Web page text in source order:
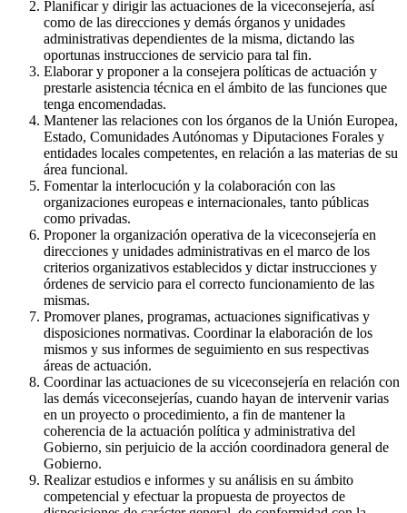
Planificar y dirigir las actuaciones de la viceconsejería, así
como de las direcciones y demás órganos y unidades
administrativas dependientes de la misma, dictando las
oportunas instrucciones de servicio para tal fin.
Elaborar y proponer a la consejera políticas de actuación y
prestarle asistencia técnica en el ámbito de las funciones que
tenga encomendadas.
Mantener las relaciones con los órganos de la Unión Europea,
Estado, Comunidades Autónomas y Diputaciones Forales y
entidades locales competentes, en relación a las materias de su
área funcional.
Fomentar la interlocución y la colaboración con las
organizaciones europeas e internacionales, tanto públicas
como privadas.
Proponer la organización operativa de la viceconsejería en
direcciones y unidades administrativas en el marco de los
criterios organizativos establecidos y dictar instrucciones y
órdenes de servicio para el correcto funcionamiento de las
mismas.
Promover planes, programas, actuaciones significativas y
disposiciones normativas. Coordinar la elaboración de los
mismos y sus informes de seguimiento en sus respectivas
áreas de actuación.
Coordinar las actuaciones de su viceconsejería en relación con
las demás viceconsejerías, cuando hayan de intervenir varias
en un proyecto o procedimiento, a fin de mantener la
coherencia de la actuación política y administrativa del
Gobierno, sin perjuicio de la acción coordinadora general de
Gobierno.
Realizar estudios e informes y su análisis en su ámbito
competencial y efectuar la propuesta de proyectos de